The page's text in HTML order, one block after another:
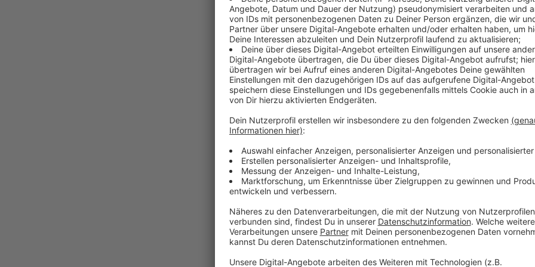
Anzeige
Jogi Löw ist der schönste Bundestrainer aller
werden und noch dreimal hin und zurück. Quasi im
"Fashion's -Eleven" geformt.
Selbstverständlich immer dabei: Sein Handy, mit
Sprachnachricht von seinen Erlebnissen berichtet.
Anzeige
Jogis Sprachnachricht "Finale